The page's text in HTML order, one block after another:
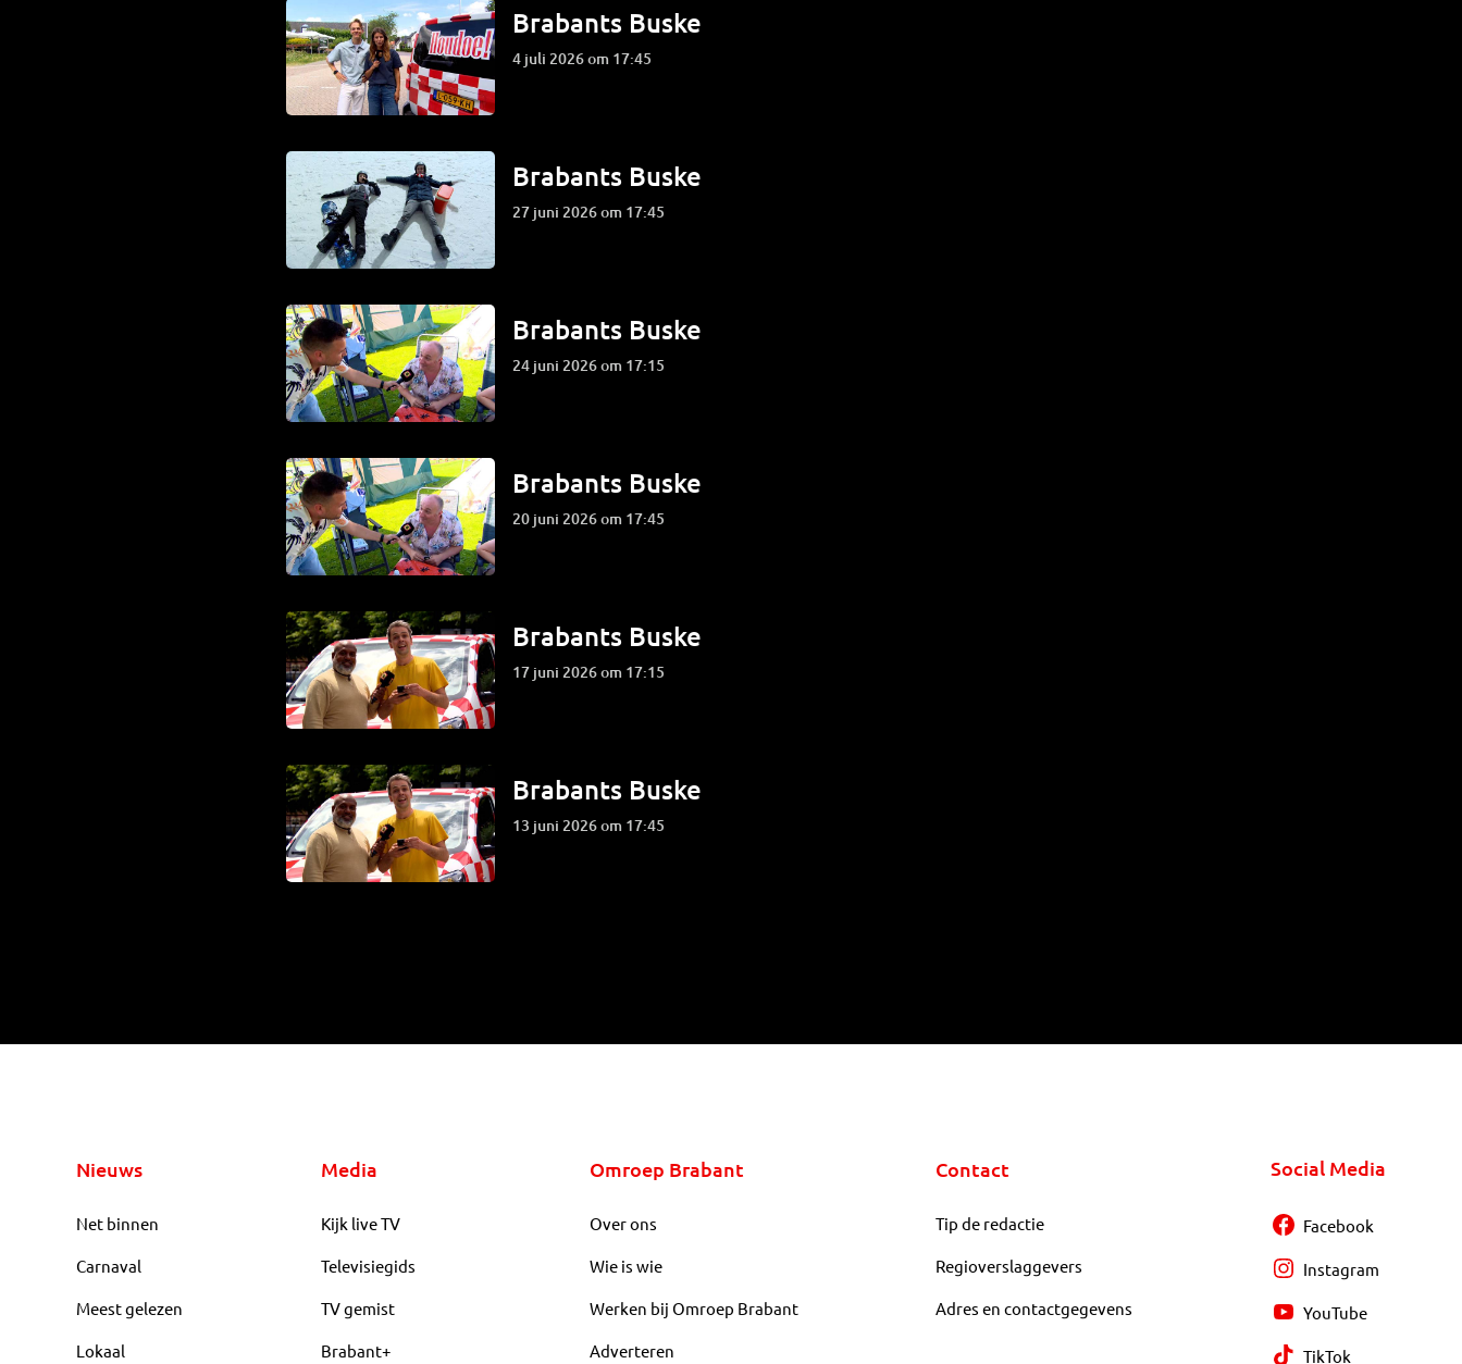
Brabants Buske
4 juli 2026 om 17:45
Brabants Buske
27 juni 2026 om 17:45
Brabants Buske
24 juni 2026 om 17:15
Brabants Buske
20 juni 2026 om 17:45
Brabants Buske
17 juni 2026 om 17:15
Brabants Buske
13 juni 2026 om 17:45
Nieuws
Net binnen
Carnaval
Meest gelezen
Lokaal
Media
Kijk live TV
Televisiegids
TV gemist
Brabant+
Omroep Brabant
Over ons
Wie is wie
Werken bij Omroep Brabant
Adverteren
Contact
Tip de redactie
Regioverslaggevers
Adres en contactgegevens
Social Media
Facebook
Instagram
YouTube
TikTok